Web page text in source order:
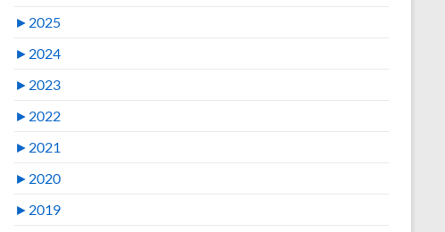
► 2025
► 2024
► 2023
► 2022
► 2021
► 2020
► 2019